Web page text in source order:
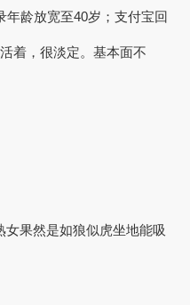
年龄放宽至40岁；​支付宝回
着，很淡定。基本面不
果然是如狼似虎坐地能吸